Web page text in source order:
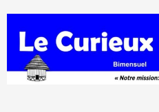
contenu